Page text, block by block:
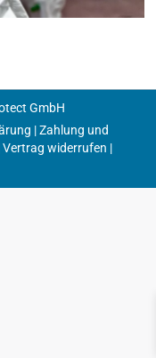
GmbH
|Zahlung und
Vertrag widerrufen |